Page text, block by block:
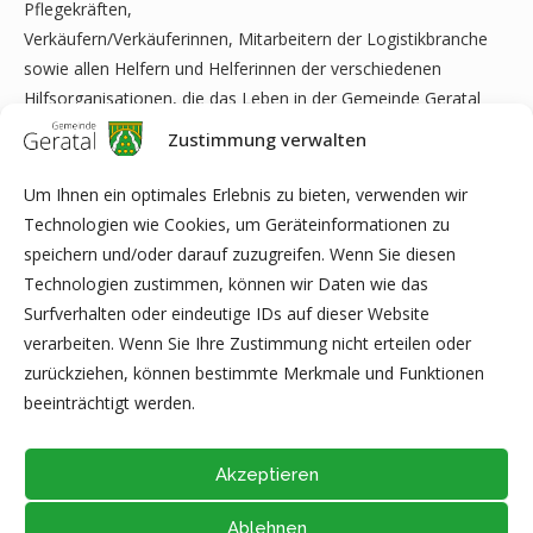
Zustimmung verwalten
Um Ihnen ein optimales Erlebnis zu bieten, verwenden wir
Technologien wie Cookies, um Geräteinformationen zu
speichern und/oder darauf zuzugreifen. Wenn Sie diesen
Technologien zustimmen, können wir Daten wie das
Surfverhalten oder eindeutige IDs auf dieser Website
verarbeiten. Wenn Sie Ihre Zustimmung nicht erteilen oder
zurückziehen, können bestimmte Merkmale und Funktionen
beeinträchtigt werden.
Akzeptieren
Ablehnen
Pflegekräften,
Verkäufern/Verkäuferinnen, Mitarbeitern der Logistikbranche
sowie allen Helfern und Helferinnen der verschiedenen
Hilfsorganisationen, die das Leben in der Gemeinde Geratal
weiterhin aufrecht erhalten.
Einwohnern der Gemeinde Geratal, welche die strengen und
notwendigen Regelungen zum Schutz gegen das Corona-Virus
einhalten.
Vielen Dank für Ihr Verständnis und bleiben Sie gesund!
Dominik Straube
Bürgermeister